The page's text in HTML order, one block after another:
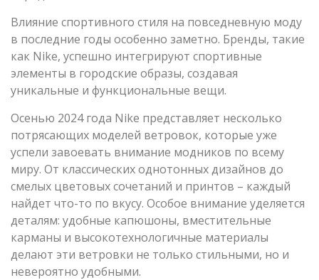
Влияние спортивного стиля на повседневную моду
в последние годы особенно заметно. Бренды, такие
как Nike, успешно интегрируют спортивные
элементы в городские образы, создавая
уникальные и функциональные вещи.
Осенью 2024 года Nike представляет несколько
потрясающих моделей ветровок, которые уже
успели завоевать внимание модников по всему
миру. От классических однотонных дизайнов до
смелых цветовых сочетаний и принтов – каждый
найдет что-то по вкусу. Особое внимание уделяется
деталям: удобные капюшоны, вместительные
карманы и высокотехнологичные материалы
делают эти ветровки не только стильными, но и
невероятно удобными.